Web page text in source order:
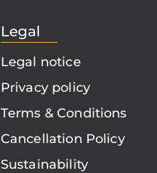
Legal
Legal notice
Privacy policy
Terms & Conditions
Cancellation Policy
Sustainability